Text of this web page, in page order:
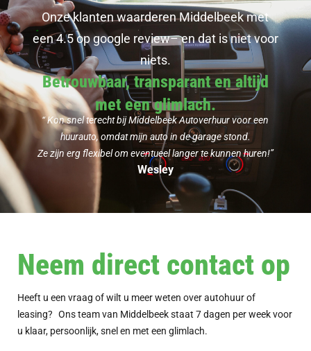
Onze klanten waarderen Middelbeek met
een 4.5 opgoogle review– en dat is niet voor
niets.
Betrouwbaar, transparant en altijd
met een glimlach.
“ Kon snel terecht bij Middelbeek Autoverhuur voor een
huurauto, omdat mijn auto in de garage stond.
Ze zijn erg flexibel om eventueel langer te kunnen huren!”
Wesley
Neem direct contact op
Heeft u een vraag of wilt u meer weten over autohuur of
leasing? Ons team van Middelbeek staat 7 dagen per week voor
u klaar, persoonlijk, snel en met een glimlach.